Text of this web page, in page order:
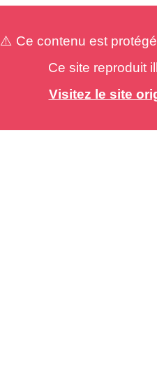
⚠️ Ce contenu est
Ce site reproduit
Visitez le site